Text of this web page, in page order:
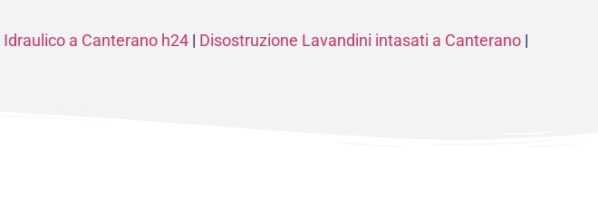
Idraulico a Canterano h24 | Disostruzione Lavandini intasati a Canterano |